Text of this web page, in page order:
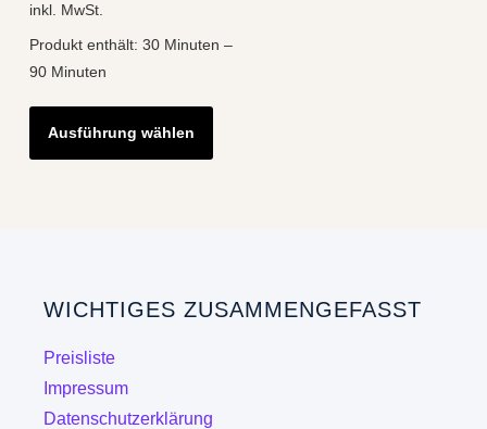
inkl. MwSt.
Produkt enthält: 30 Minuten –
90 Minuten
Ausführung wählen
Dieses
weist
Optionen
WICHTIGES ZUSAMMENGEFASST
Preisliste
Impressum
Datenschutzerklärung